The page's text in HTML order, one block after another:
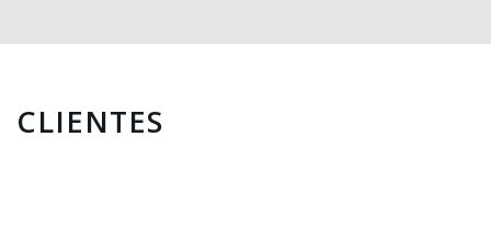
CLIENTES